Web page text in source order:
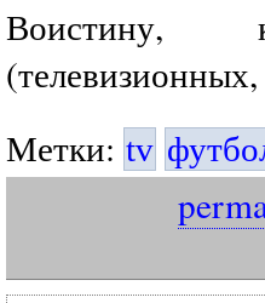
Воистину,
Метки: tv